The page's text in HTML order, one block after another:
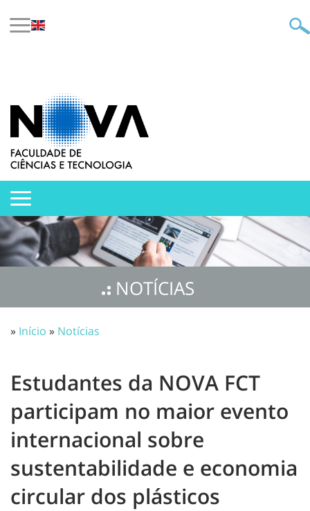
NOTÍCIAS
» Início » Notícias
Estudantes da NOVA FCT
participam no maior evento
internacional sobre
sustentabilidade e economia
circular dos plásticos